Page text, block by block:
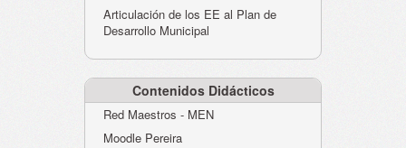
Articulación de los EE al Plan de
Desarrollo Municipal
Contenidos Didácticos
Red Maestros - MEN
Moodle Pereira